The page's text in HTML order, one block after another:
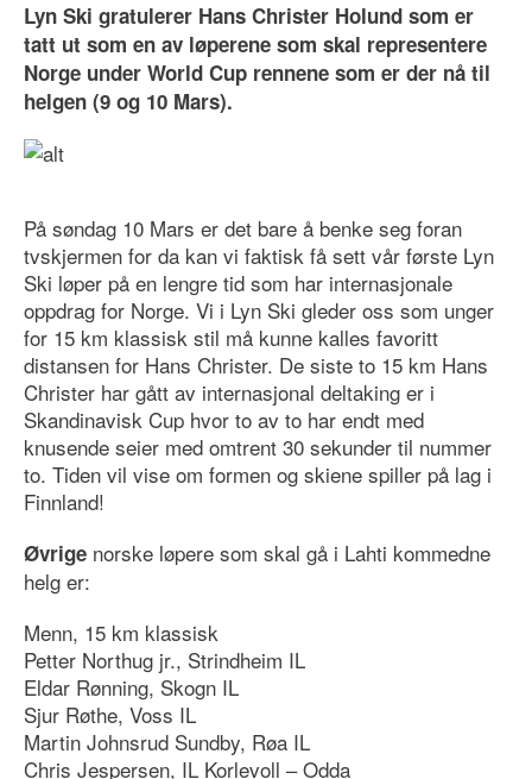
Lyn Ski gratulerer Hans Christer Holund som er
tatt ut som en av løperene som skal representere
Norge under World Cup rennene som er der nå til
helgen (9 og 10 Mars).
På søndag 10 Mars er det bare å benke seg foran
tvskjermen for da kan vi faktisk få sett vår første Lyn
Ski løper på en lengre tid som har internasjonale
oppdrag for Norge. Vi i Lyn Ski gleder oss som unger
for 15 km klassisk stil må kunne kalles favoritt
distansen for Hans Christer. De siste to 15 km Hans
Christer har gått av internasjonal deltaking er i
Skandinavisk Cup hvor to av to har endt med
knusende seier med omtrent 30 sekunder til nummer
to. Tiden vil vise om formen og skiene spiller på lag i
Finnland!
Øvrige norske løpere som skal gå i Lahti kommedne
helg er:
Menn, 15 km klassisk
Petter Northug jr., Strindheim IL
Eldar Rønning, Skogn IL
Sjur Røthe, Voss IL
Martin Johnsrud Sundby, Røa IL
Chris Jespersen, IL Korlevoll – Odda